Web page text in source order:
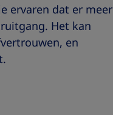
ervaren dat er meer
Het kan
en